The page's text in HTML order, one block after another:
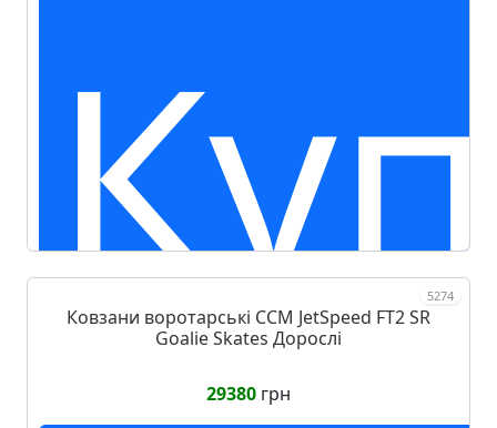
5274
Ковзани воротарські CCM JetSpeed FT2 SR
Goalie Skates Дорослі
29380 грн